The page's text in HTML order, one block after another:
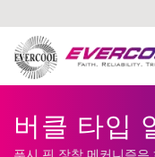
버클 타입